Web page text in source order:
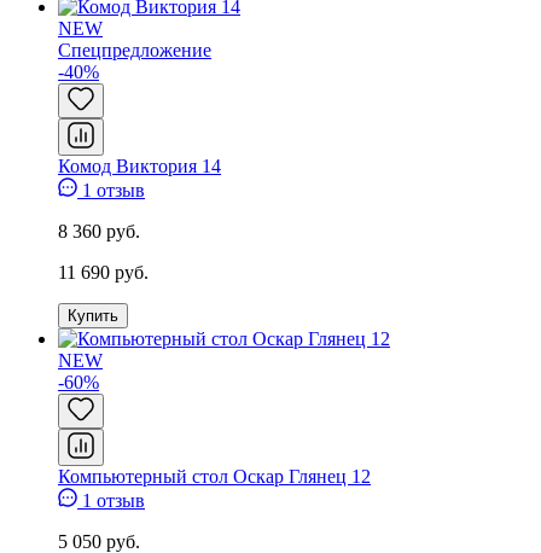
NEW
Спецпредложение
-40%
Комод Виктория 14
1 отзыв
8 360 руб.
11 690 руб.
Купить
NEW
-60%
Компьютерный стол Оскар Глянец 12
1 отзыв
5 050 руб.